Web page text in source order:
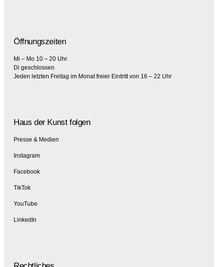
Öffnungszeiten
Mi – Mo 10 – 20 Uhr
Di geschlossen
Jeden letzten Freitag im Monat freier Eintritt von 16 – 22 Uhr
Haus der Kunst folgen
Presse & Medien
Instagram
Facebook
TikTok
YouTube
LinkedIn